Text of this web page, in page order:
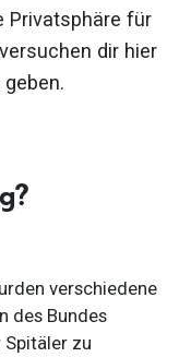
Privatsphäre für
dir hier
verschiedene
des Bundes
zu